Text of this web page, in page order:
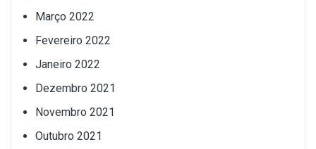
Março 2022
Fevereiro 2022
Janeiro 2022
Dezembro 2021
Novembro 2021
Outubro 2021